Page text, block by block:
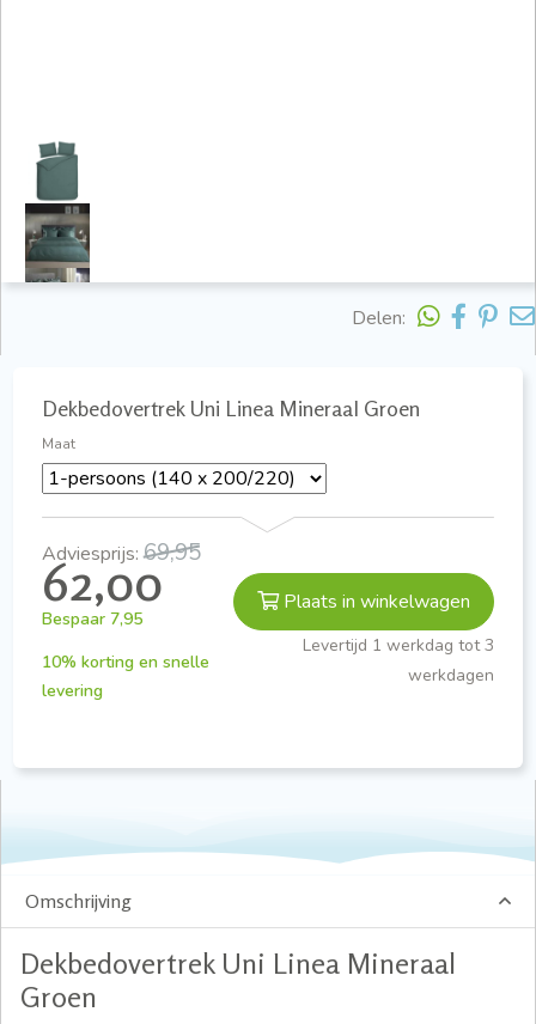
Delen:
Dekbedovertrek Uni Linea Mineraal Groen
Maat
Adviesprijs: 69,95
62,00
Bespaar 7,95
10% korting en snelle
levering
Plaats in winkelwagen
Levertijd 1 werkdag tot 3
werkdagen
Omschrijving
Dekbedovertrek Uni Linea Mineraal
Groen